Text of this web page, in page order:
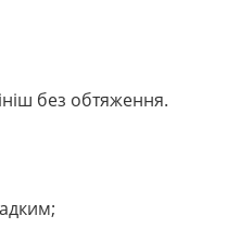
без обтяження.